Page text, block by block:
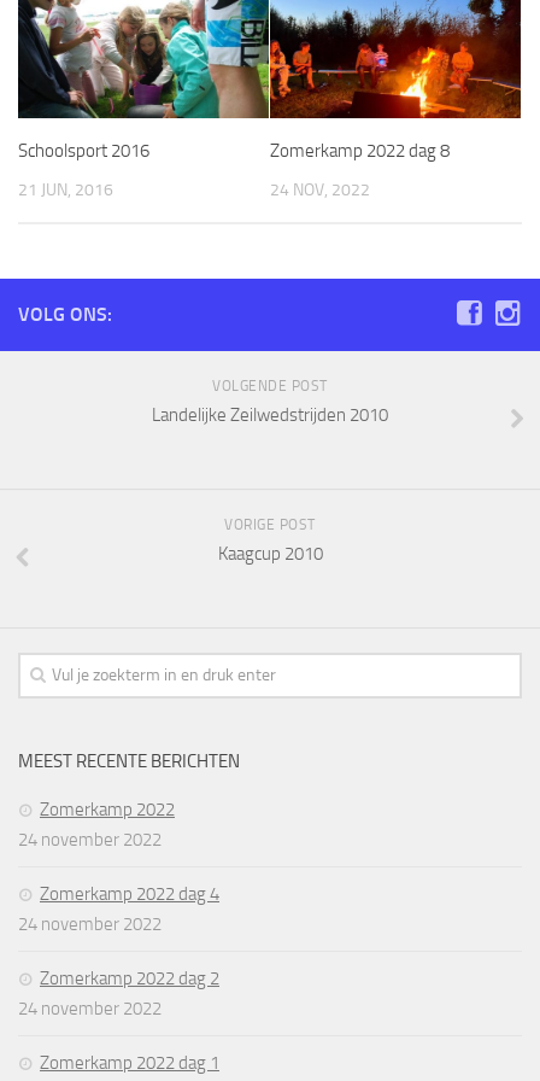
Schoolsport 2016
21 JUN, 2016
Zomerkamp 2022 dag 8
24 NOV, 2022
VOLG ONS:
VOLGENDE POST
Landelijke Zeilwedstrijden 2010
VORIGE POST
Kaagcup 2010
MEEST RECENTE BERICHTEN
Zomerkamp 2022
24 november 2022
Zomerkamp 2022 dag 4
24 november 2022
Zomerkamp 2022 dag 2
24 november 2022
Zomerkamp 2022 dag 1